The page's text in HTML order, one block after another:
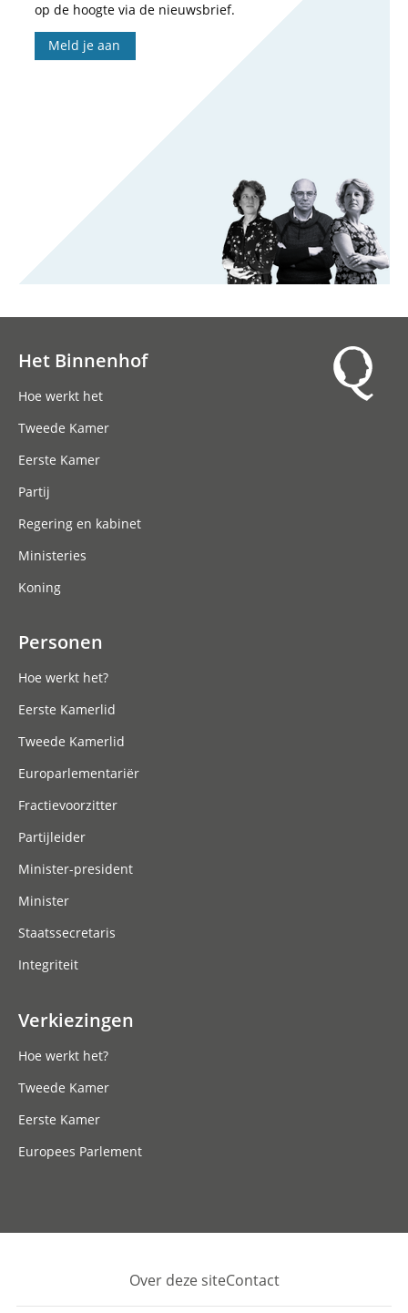
op de hoogte via de nieuwsbrief.
Meld je aan
Het Binnenhof
Hoe werkt het
Tweede Kamer
Eerste Kamer
Partij
Regering en kabinet
Ministeries
Koning
Personen
Hoe werkt het?
Eerste Kamerlid
Tweede Kamerlid
Europarlementariër
Fractievoorzitter
Partijleider
Minister-president
Minister
Staatssecretaris
Integriteit
Verkiezingen
Hoe werkt het?
Tweede Kamer
Eerste Kamer
Europees Parlement
Footer
Over deze siteContact